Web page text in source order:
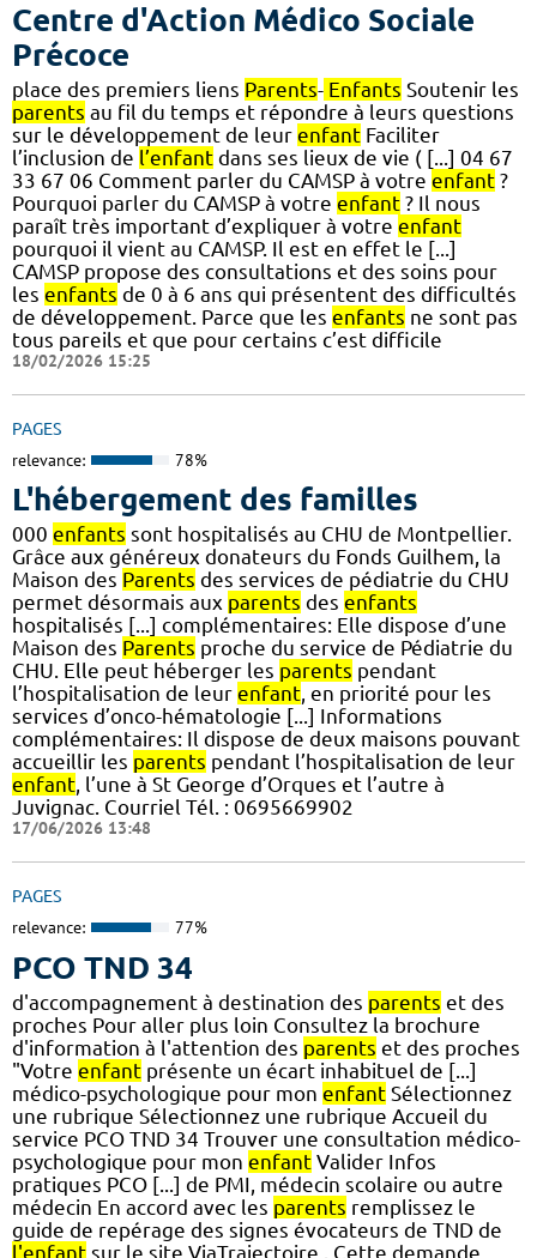
Centre d'Action Médico Sociale
Précoce
place des premiers liens Parents- Enfants Soutenir les
parents au fil du temps et répondre à leurs questions
sur le développement de leur enfant Faciliter
l’inclusion de l’enfant dans ses lieux de vie ( [...] 04 67
33 67 06 Comment parler du CAMSP à votre enfant ?
Pourquoi parler du CAMSP à votre enfant ? Il nous
paraît très important d’expliquer à votre enfant
pourquoi il vient au CAMSP. Il est en effet le [...]
CAMSP propose des consultations et des soins pour
les enfants de 0 à 6 ans qui présentent des difficultés
de développement. Parce que les enfants ne sont pas
tous pareils et que pour certains c’est difficile
18/02/2026 15:25
PAGES
relevance: 78%
L'hébergement des familles
000 enfants sont hospitalisés au CHU de Montpellier.
Grâce aux généreux donateurs du Fonds Guilhem, la
Maison des Parents des services de pédiatrie du CHU
permet désormais aux parents des enfants
hospitalisés [...] complémentaires: Elle dispose d’une
Maison des Parents proche du service de Pédiatrie du
CHU. Elle peut héberger les parents pendant
l’hospitalisation de leur enfant, en priorité pour les
services d’onco-hématologie [...] Informations
complémentaires: Il dispose de deux maisons pouvant
accueillir les parents pendant l’hospitalisation de leur
enfant, l’une à St George d’Orques et l’autre à
Juvignac. Courriel Tél. : 0695669902
17/06/2026 13:48
PAGES
relevance: 77%
PCO TND 34
d'accompagnement à destination des parents et des
proches Pour aller plus loin Consultez la brochure
d'information à l'attention des parents et des proches
"Votre enfant présente un écart inhabituel de [...]
médico-psychologique pour mon enfant Sélectionnez
une rubrique Sélectionnez une rubrique Accueil du
service PCO TND 34 Trouver une consultation médico-
psychologique pour mon enfant Valider Infos
pratiques PCO [...] de PMI, médecin scolaire ou autre
médecin En accord avec les parents remplissez le
guide de repérage des signes évocateurs de TND de
l'enfant sur le site ViaTrajectoire . Cette demande